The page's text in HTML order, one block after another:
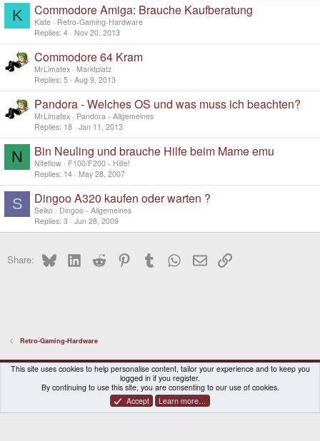
K Commodore Amiga: Brauche Kaufberatung
Kiste
Retro-Gaming-Hardware
Replies 4 Nov 20, 2013
Commodore 64 Kram
MrLimatex
Marktplatz
Replies 5 Aug 9, 2013
Pandora - Welches OS und was muss ich beachten?
MrLimatex
Pandora - Allgemeines
Replies 18 Jan 11, 2013
N Bin Neuling und brauche Hilfe beim Mame emu
Niteflow
F100/F200 - Hilfe!
Replies 14 May 28, 2007
S Dingoo A320 kaufen oder warten ?
Seiko
Dingoo - Allgemeines
Replies 3 Jun 28, 2009
Share: BlueskyLinkedInReddit PinterestTumblr WhatsApp
EmailLink
Retro-Gaming-Hardware
DragonBox Pyra
English (US)
Contact us
Terms and rules Privacy policy Help Home
® © 2010-2026 XenForo Ltd.|Certain add-on by SyTry.
This site uses cookies to help personalise content, tailor your experience and to keep you
logged in if you register.
By continuing to use this site, you are consenting to our use of cookies.
Accept
Learn more…